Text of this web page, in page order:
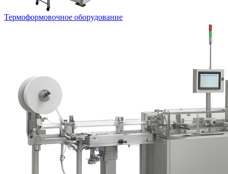
Термоформовочное оборудование